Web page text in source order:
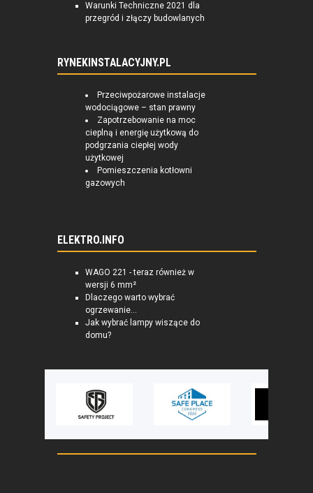
Warunki Techniczne 2021 dla
przegród i złączy budowlanych
RYNEKINSTALACYJNY.PL
Przeciwpożarowe instalacje
wodociągowe – stan prawny
Zapotrzebowanie na moc
cieplną i energię użytkową do
podgrzania ciepłej wody
użytkowej
Pomieszczenia kotłowni
gazowych
ELEKTRO.INFO
WAGO 221 - teraz również w
wersji 6 mm²
Dlaczego warto wybrać
ogrzewanie...
Jak wybrać lampy wiszące do
domu?